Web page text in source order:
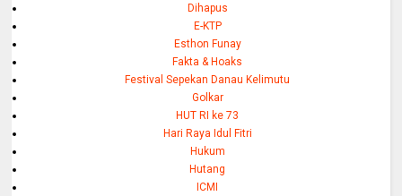
Dihapus
E-KTP
Esthon Funay
Fakta & Hoaks
Festival Sepekan Danau Kelimutu
Golkar
HUT RI ke 73
Hari Raya Idul Fitri
Hukum
Hutang
ICMI